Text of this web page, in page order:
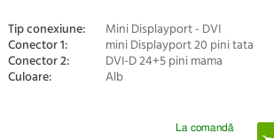
Tip conexiune: Mini Displayport - DVI
Conector 1: mini Displayport 20 pini tata
Conector 2: DVI-D 24+5 pini mama
Culoare: Alb
La comandă